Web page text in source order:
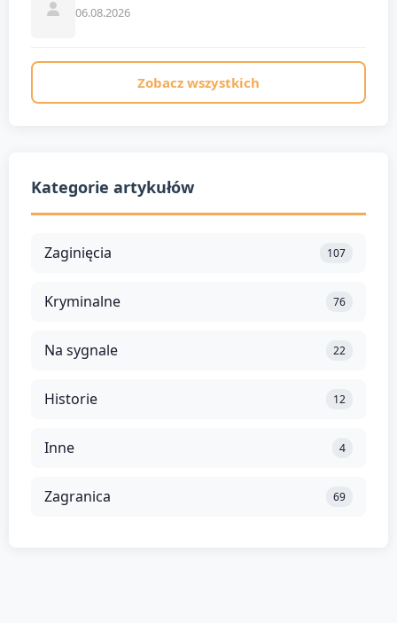
06.08.2026
Zobacz wszystkich
Kategorie artykułów
Zaginięcia 107
Kryminalne 76
Na sygnale 22
Historie 12
Inne 4
Zagranica 69